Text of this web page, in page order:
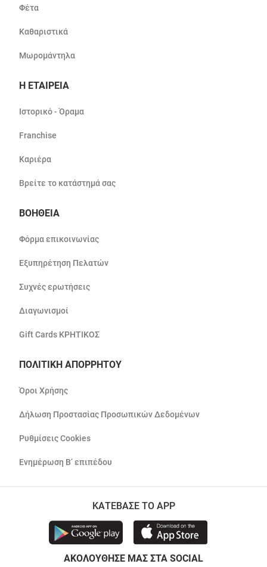
Φέτα
Καθαριστικά
Μωρομάντηλα
Η ΕΤΑΙΡΕΙΑ
Ιστορικό - Όραμα
Franchise
Καριέρα
Βρείτε το κατάστημά σας
ΒΟΗΘΕΙΑ
Φόρμα επικοινωνίας
Εξυπηρέτηση Πελατών
Συχνές ερωτήσεις
Διαγωνισμοί
Gift Cards ΚΡΗΤΙΚΟΣ
ΠΟΛΙΤΙΚΗ ΑΠΟΡΡΗΤΟΥ
Όροι Χρήσης
Δήλωση Προστασίας Προσωπικών Δεδομένων
Ρυθμίσεις Cookies
Ενημέρωση Β’ επιπέδου
ΚΑΤΕΒΑΣΕ ΤΟ APP
ΑΚΟΛΟΥΘΗΣΕ ΜΑΣ ΣΤΑ SOCIAL